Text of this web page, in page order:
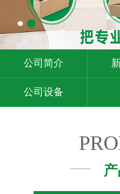
公司简介
公司设备